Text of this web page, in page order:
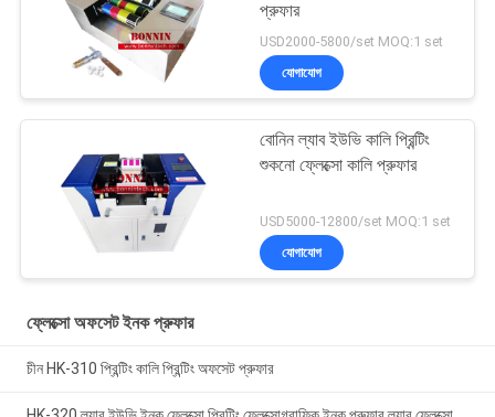
প্রুফার
USD2000-5800/set MOQ:1 set
যোগাযোগ
বোনিন ল্যাব ইউভি কালি প্রিন্টিং
শুকনো ফ্লেক্সো কালি প্রুফার
USD5000-12800/set MOQ:1 set
যোগাযোগ
ফ্লেক্সো অফসেট ইনক প্রুফার
চীন HK-310 প্রিন্টিং কালি প্রিন্টিং অফসেট প্রুফার